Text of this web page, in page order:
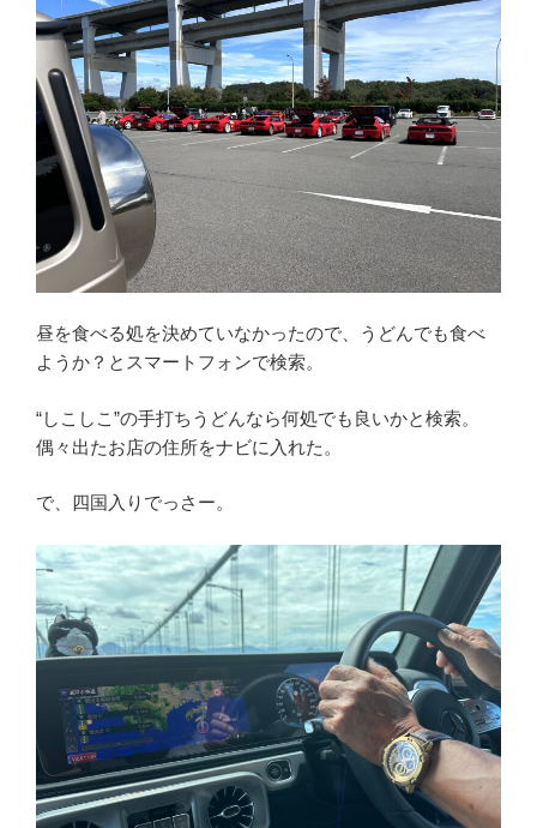
昼を食べる処を決めていなかったので、うどんでも食べ
ようか？とスマートフォンで検索。
“しこしこ”の手打ちうどんなら何処でも良いかと検索。
偶々出たお店の住所をナビに入れた。
で、四国入りでっさー。